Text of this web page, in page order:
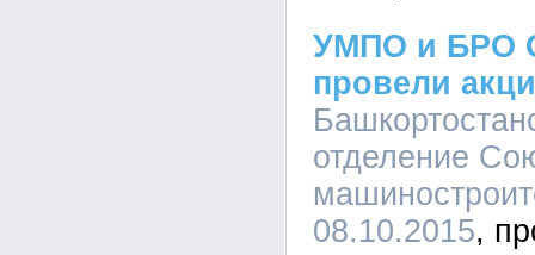
УМПО и БРО
провели
отделение
08.10.2015